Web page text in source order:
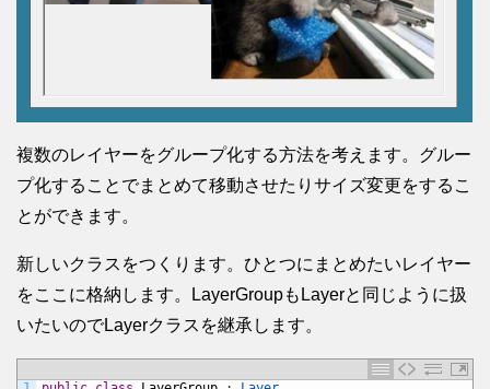
複数のレイヤーをグループ化する方法を考えます。グルー
プ化することでまとめて移動させたりサイズ変更をするこ
とができます。
新しいクラスをつくります。ひとつにまとめたいレイヤー
をここに格納します。LayerGroupもLayerと同じように扱
いたいのでLayerクラスを継承します。